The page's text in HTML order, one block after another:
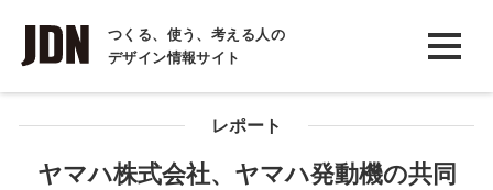
つくる、使う、考える人の
デザイン情報サイト
INTERVIEW
インタビュー
REPORT レポート
ヤマハ株式会社、ヤマハ発動機の共同